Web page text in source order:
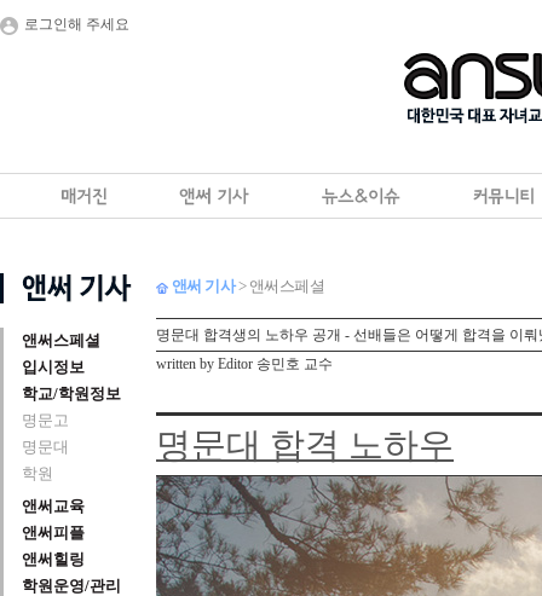
로그인해 주세요
앤써스페셜
입시정보
학교/학원정보
명문고
명문대
학원
앤써교육
앤써피플
앤써힐링
학원운영/관리
앤써 기사> 앤써스페셜
명문대 합격생의 노하우 공개 - 선배들은 어떻게 합격을 이뤄
written by Editor 송민호 교수
명문대 합격 노하우